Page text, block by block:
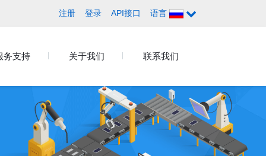
注册 登录 API接口 语言
务支持 关于我们 联系我们